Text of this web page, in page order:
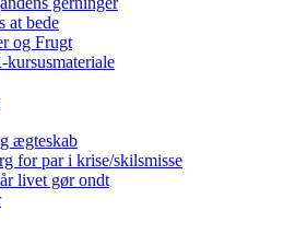
at bede
og Frugt
kursusmateriale
ægteskab
for par i krise/skilsmisse
livet gør ondt